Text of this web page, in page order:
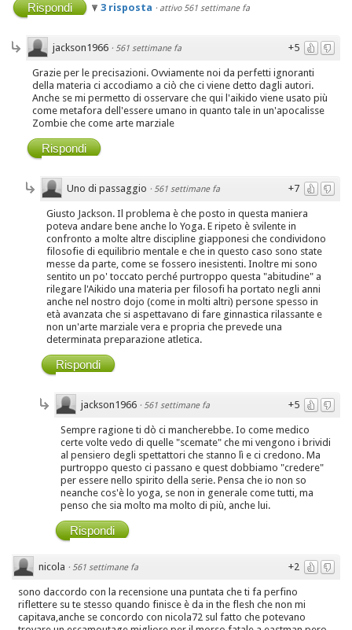
Rispondi 3 risposta · attivo 561 settimane fa
+5
jackson1966 · 561 settimane fa
Grazie per le precisazioni. Ovviamente noi da perfetti ignoranti
della materia ci accodiamo a ciò che ci viene detto dagli autori.
Anche se mi permetto di osservare che qui l'aikido viene usato più
come metafora dell'essere umano in quanto tale in un'apocalisse
Zombie che come arte marziale
Rispondi
+7
Uno di passaggio · 561 settimane fa
Giusto Jackson. Il problema è che posto in questa maniera
poteva andare bene anche lo Yoga. E ripeto è svilente in
confronto a molte altre discipline giapponesi che condividono
filosofie di equilibrio mentale e che in questo caso sono state
messe da parte, come se fossero inesistenti. Inoltre mi sono
sentito un po' toccato perché purtroppo questa "abitudine" a
rilegare l'Aikido una materia per filosofi ha portato negli anni
anche nel nostro dojo (come in molti altri) persone spesso in
età avanzata che si aspettavano di fare ginnastica rilassante e
non un'arte marziale vera e propria che prevede una
determinata preparazione atletica.
Rispondi
+5
jackson1966 · 561 settimane fa
Sempre ragione ti dò ci mancherebbe. Io come medico
certe volte vedo di quelle "scemate" che mi vengono i brividi
al pensiero degli spettattori che stanno lì e ci credono. Ma
purtroppo questo ci passano e quest dobbiamo "credere"
per essere nello spirito della serie. Pensa che io non so
neanche cos'è lo yoga, se non in generale come tutti, ma
penso che sia molto ma molto di più, anche lui.
Rispondi
+2
nicola · 561 settimane fa
sono daccordo con la recensione una puntata che ti fa perfino
riflettere su te stesso quando finisce è da in the flesh che non mi
capitava,anche se concordo con nicola72 sul fatto che potevano